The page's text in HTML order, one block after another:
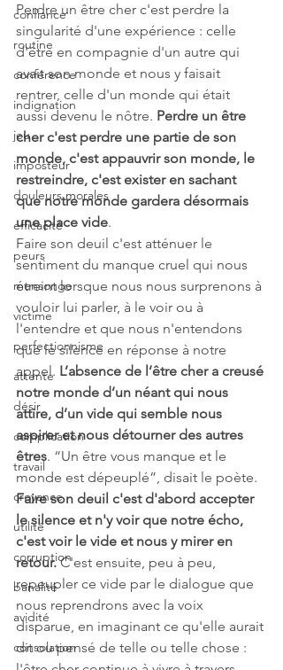
confiance
routine
conférence
indignation
jeu
imposteur
douleurs morales
efficacité
peurs
mensonge
victime
perfectionnisme
attente
désir
complication
travail
croyance
utilité
corruption
banalité
avidité
consolation
Perdre un être cher c'est perdre la
singularité d'une expérience : celle
d'être en compagnie d'un autre qui
avait son monde et nous y faisait
rentrer, celle d'un monde qui était
aussi devenu le nôtre. Perdre un être
cher c'est perdre une partie de son
monde, c'est appauvrir son monde, le
restreindre, c'est exister en sachant
que notre monde gardera désormais
une place vide.
Faire son deuil c'est atténuer le
sentiment du manque cruel qui nous
étreint lorsque nous nous surprenons à
vouloir lui parler, à le voir ou à
l'entendre et que nous n'entendons
que le silence en réponse à notre
appel. L’absence de l’être cher a creusé
notre monde d’un néant qui nous
attire, d’un vide qui semble nous
aspirer et nous détourner des autres
êtres. “Un être vous manque et le
monde est dépeuplé”, disait le poète.
Faire son deuil c'est d'abord accepter
le silence et n'y voir que notre écho,
c'est voir le vide et nous y mirer en
retour. C'est ensuite, peu à peu,
repeupler ce vide par le dialogue que
nous reprendrons avec la voix
disparue, en imaginant ce qu'elle aurait
dit ou pensé de telle ou telle chose :